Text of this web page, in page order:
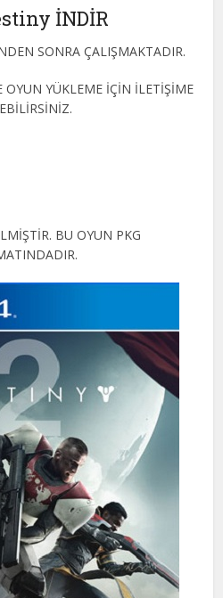
İNDİR
SONRA ÇALIŞMAKTADIR.
OYUN YÜKLEME İÇİN İLETİŞİME
BU OYUN PKG